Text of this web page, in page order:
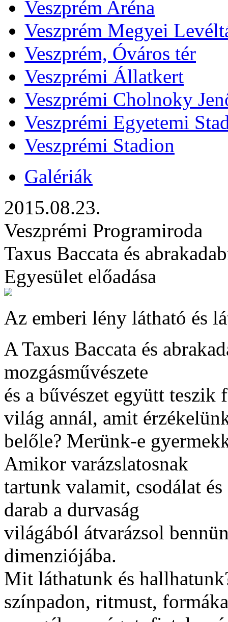
Veszprém Aréna
Veszprém Megyei
Veszprém, Óváros tér
Veszprémi Állatkert
Veszprémi Cholnoky
Veszprémi Egyetemi
Veszprémi Stadion
Galériák
2015.08.23.
Veszprémi Programiroda
Taxus Baccata és
Egyesület előadása
Az emberi lény látható és
A Taxus Baccata és
mozgásművészete
és a bűvészet együtt teszik
világ annál, amit
belőle? Merünk-e
Amikor varázslatosnak
tartunk valamit, csodálat
darab a durvaság
világából átvarázsol
dimenziójába.
Mit láthatunk és
színpadon, ritmust,